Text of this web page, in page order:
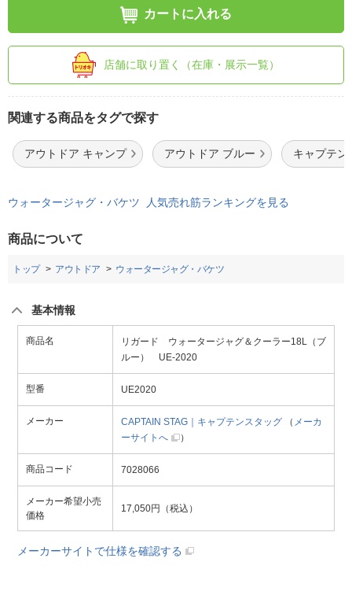
カートに入れる
店舗に取り置く（在庫・展示一覧）
関連する商品をタグで探す
アウトドア キャンプ アウトドア ブルー キャプテン
ウォータージャグ・バケツ 人気売れ筋ランキングを見る
商品について
トップ アウトドア ウォータージャグ・バケツ
基本情報
商品名
リガード ウォータージャグ＆クーラー18L（ブ
ルー） UE-2020
型番 UE2020
メーカー CAPTAIN STAG｜キャプテンスタッグ （ メーカ
ーサイトへ
）
商品コード 7028066
メーカー希望小売
価格
17,050円（税込）
メーカーサイトで仕様を確認する